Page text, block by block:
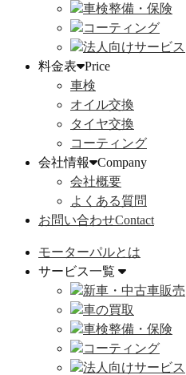
車検整備・保険
コーティング
法人向けサービス
料金表
Price
車検
オイル交換
タイヤ交換
コーティング
会社情報
Company
会社概要
よくある質問
お問い合わせContact
モーターパルとは
サービス一覧
新車・中古車販売
車の買取
車検整備・保険
コーティング
法人向けサービス